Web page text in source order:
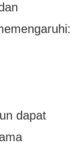
dapat